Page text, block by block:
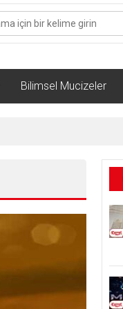
Bilimsel Mucizeler